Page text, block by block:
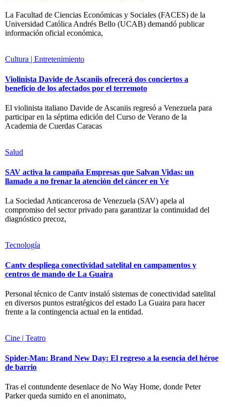
La Facultad de Ciencias Económicas y Sociales (FACES) de la
Universidad Católica Andrés Bello (UCAB) demandó publicar
información oficial económica,
Cultura | Entretenimiento
Violinista Davide de Ascaniis ofrecerá dos conciertos a
beneficio de los afectados por el terremoto
El violinista italiano Davide de Ascaniis regresó a Venezuela para
participar en la séptima edición del Curso de Verano de la
Academia de Cuerdas Caracas
Salud
SAV activa la campaña Empresas que Salvan Vidas: un
llamado a no frenar la atención del cáncer en Ve
La Sociedad Anticancerosa de Venezuela (SAV) apela al
compromiso del sector privado para garantizar la continuidad del
diagnóstico precoz,
Tecnología
Cantv despliega conectividad satelital en campamentos y
centros de mando de La Guaira
Personal técnico de Cantv instaló sistemas de conectividad satelital
en diversos puntos estratégicos del estado La Guaira para hacer
frente a la contingencia actual en la entidad.
Cine | Teatro
Spider-Man: Brand New Day: El regreso a la esencia del héroe
de barrio
Tras el contundente desenlace de No Way Home, donde Peter
Parker queda sumido en el anonimato,